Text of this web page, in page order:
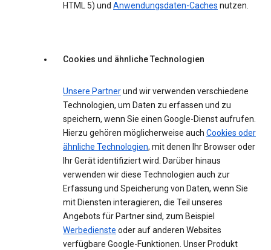
HTML 5) und Anwendungsdaten-Caches nutzen.
Cookies und ähnliche Technologien
Unsere Partnerund wir verwenden verschiedene
Technologien, um Daten zu erfassen und zu
speichern, wenn Sie einen Google-Dienst aufrufen.
Hierzu gehören möglicherweise auch Cookies oder
ähnliche Technologien, mit denen Ihr Browser oder
Ihr Gerät identifiziert wird. Darüber hinaus
verwenden wir diese Technologien auch zur
Erfassung und Speicherung von Daten, wenn Sie
mit Diensten interagieren, die Teil unseres
Angebots für Partner sind, zum Beispiel
Werbedienste oder auf anderen Websites
verfügbare Google-Funktionen. Unser Produkt